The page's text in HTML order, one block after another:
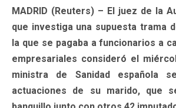
MADRID (Reuters) – El juez de la
que investiga una supuesta trama
la que se pagaba a funcionarios a
empresariales consideró el
ministra de Sanidad española
actuaciones de su marido, que